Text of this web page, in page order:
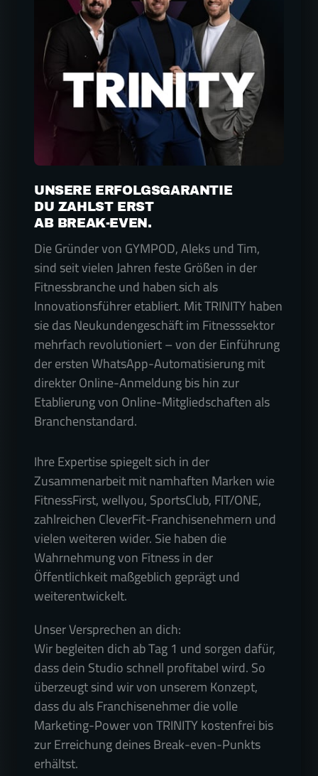
UNSERE ERFOLGSGARANTIE
DU ZAHLST ERST
AB BREAK-EVEN.
Die Gründer von GYMPOD, Aleks und Tim,
sind seit vielen Jahren feste Größen in der
Fitnessbranche und haben sich als
Innovationsführer etabliert. Mit TRINITY haben
sie das Neukundengeschäft im Fitnesssektor
mehrfach revolutioniert – von der Einführung
der ersten WhatsApp-Automatisierung mit
direkter Online-Anmeldung bis hin zur
Etablierung von Online-Mitgliedschaften als
Branchenstandard.
Ihre Expertise spiegelt sich in der
Zusammenarbeit mit namhaften Marken wie
FitnessFirst, wellyou, SportsClub, FIT/ONE,
zahlreichen CleverFit-Franchisenehmern und
vielen weiteren wider. Sie haben die
Wahrnehmung von Fitness in der
Öffentlichkeit maßgeblich geprägt und
Unser Versprechen an dich:
Wir begleiten dich ab Tag 1 und sorgen dafür,
dass dein Studio schnell profitabel wird. So
überzeugt sind wir von unserem Konzept,
dass du als Franchisenehmer die volle
Marketing-Power von TRINITY kostenfrei bis
zur Erreichung deines Break-even-Punkts
erhältst.